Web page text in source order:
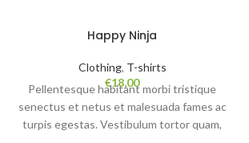
Happy Ninja
Clothing, T-shirts
€18,00
Pellentesque habitant morbi tristique
senectus et netus et malesuada fames ac
turpis egestas. Vestibulum tortor quam,